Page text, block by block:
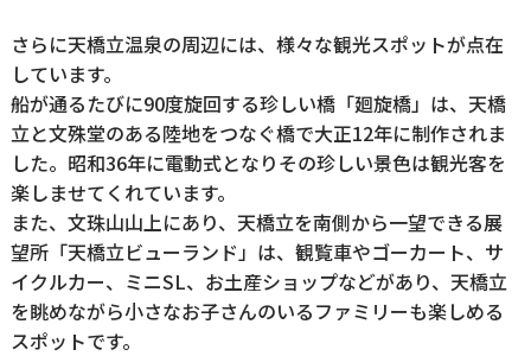
さらに天橋立温泉の周辺には、様々な観光スポットが点在
しています。
船が通るたびに90度旋回する珍しい橋「廻旋橋」は、天橋
立と文殊堂のある陸地をつなぐ橋で大正12年に制作されま
した。昭和36年に電動式となりその珍しい景色は観光客を
楽しませてくれています。
また、文珠山山上にあり、天橋立を南側から一望できる展
望所「天橋立ビューランド」は、観覧車やゴーカート、サ
イクルカー、ミニSL、お土産ショップなどがあり、天橋立
を眺めながら小さなお子さんのいるファミリーも楽しめる
スポットです。